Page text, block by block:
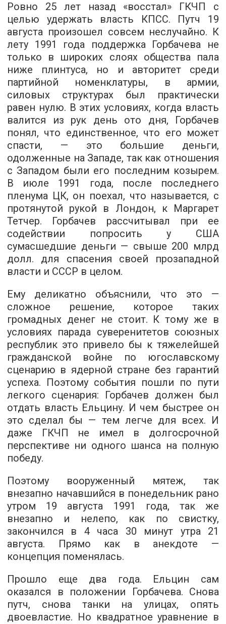
Ровно 25 лет назад «восстал» ГКЧП с
целью удержать власть КПСС. Путч 19
августа произошел совсем неслучайно. К
лету 1991 года поддержка Горбачева не
только в широких слоях общества пала
ниже плинтуса, но и авторитет среди
партийной номенклатуры, в армии,
силовых структурах был практически
равен нулю. В этих условиях, когда власть
валится из рук день ото дня, Горбачев
понял, что единственное, что его может
спасти, — это большие деньги,
одолженные на Западе, так как отношения
с Западом были его последним козырем.
В июле 1991 года, после последнего
пленума ЦК, он поехал, что называется, с
протянутой рукой в Лондон, к Маргарет
Тетчер. Горбачев рассчитывал при ее
содействии попросить у США
сумасшедшие деньги — свыше 200 млрд
долл. для спасения своей прозападной
власти и СССР в целом.
Ему деликатно объяснили, что это —
сложное решение, которое таких
громадных денег не стоит. К тому же в
условиях парада суверенитетов союзных
республик это привело бы к тяжелейшей
гражданской войне по югославскому
сценарию в ядерной стране без гарантий
успеха. Поэтому события пошли по пути
легкого сценария: Горбачев должен был
отдать власть Ельцину. И чем быстрее он
это сделал бы — тем легче для всех. И
даже ГКЧП не имел в долгосрочной
перспективе ни одного шанса на полную
победу.
Поэтому вооруженный мятеж, так
внезапно начавшийся в понедельник рано
утром 19 августа 1991 года, так же
внезапно и нелепо, как по свистку,
закончился в 4 часа 30 минут утра 21
августа. Прямо как в анекдоте —
концепция поменялась.
Прошло еще два года. Ельцин сам
оказался в положении Горбачева. Снова
путч, снова танки на улицах, опять
двоевластие. Но квадратное уравнение в